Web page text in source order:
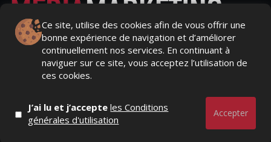
Ce site, utilise des cookies afin de vous offrir une
bonne expérience de navigation et d’améliorer
continuellement nos services. En continuant à
naviguer sur ce site, vous acceptez l’utilisation de
ces cookies.
J’ai lu et j’accepteles Conditions
générales d'utilisation
Accepter
Actualités Média, Actualités Com/Market/Ntic, Actualités
Distrib, Dossier, Interview, Stratégies, Communication,
Marques avenue, Relations presse, Créa, Baromètre,
People, Métier, Profil...
RESTER CONNECTÉ